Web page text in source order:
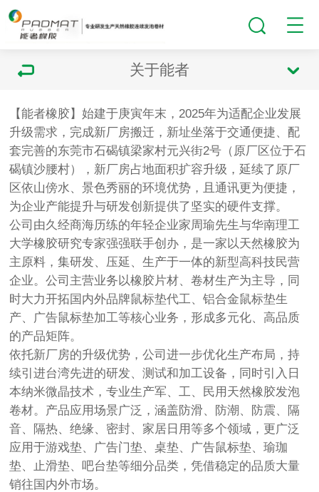
关于能者
【能者橡胶】始建于庚寅年末，2025年为适配企业发展
升级需求，完成新厂房搬迁，新址坐落于交通便捷、配
套完善的东莞市石碣镇梁家村元兴街2号（原厂区位于石
碣镇沙腰村），新厂房占地面积扩容升级，延续了原厂
区依山傍水、景色秀丽的环境优势，且通讯更为便捷，
为企业产能提升与研发创新提供了坚实的硬件支撑。
公司由久经商海历练的年轻企业家周瑜先生与华南理工
大学橡胶研究专家强强联手创办，是一家以天然橡胶为
主原料，集研发、压延、生产于一体的新型高科技民营
企业。公司主营业务以橡胶片材、卷材生产为主导，同
时大力开拓国内外品牌鼠标垫代工、铝合金鼠标垫生
产、广告鼠标垫加工等核心业务，形成多元化、高品质
的产品矩阵。
依托新厂房的升级优势，公司进一步优化生产布局，持
续引进台湾先进的研发、测试和加工设备，同时引入日
本纳米微晶技术，专业生产军、工、民用天然橡胶发泡
卷材。产品应用场景广泛，涵盖防滑、防潮、防震、隔
音、隔热、绝缘、密封、家居日用等多个领域，更广泛
应用于游戏垫、广告门垫、桌垫、广告鼠标垫、瑜珈
垫、止滑垫、吧台垫等细分品类，凭借稳定的品质大量
销往国内外市场。